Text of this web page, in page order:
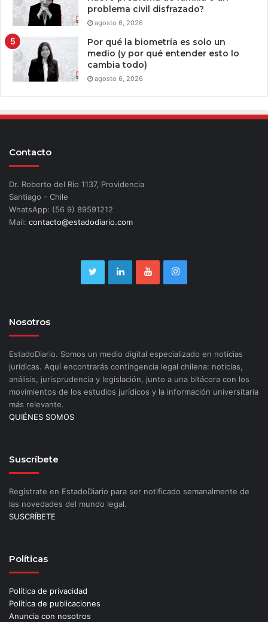
problema civil disfrazado?
agosto 6, 2026
Por qué la biometría es solo un
medio (y por qué entender esto lo
cambia todo)
agosto 6, 2026
Contacto
Dr. Roberto del Río 1137, Providencia
Santiago - Chile
WhatsApp: (56 9) 89591212
Mail: contacto@estadodiario.com
Nosotros
EstadoDiario. Somos un medio digital especializado en noticias
jurídicas. Aquí encontrarás contingencia legal chilena: noticias,
análisis, jurisprudencia y legislación, junto a una bitácora con los
movimientos de los estudios jurídicos y la información universitaria
más relevante.
QUIÉNES SOMOS
Suscríbete
Regístrate en EstadoDiario para ser notificado semanalmente de
las novedades del mundo legal.
SUSCRÍBETE
Políticas
Política de privacidad
Política de publicaciones
Anuncia con nosotros